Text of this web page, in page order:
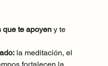
que te apoyen y te
la meditación, el
fortalecen la